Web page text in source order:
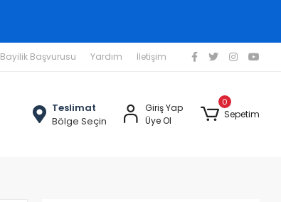
Bayilik Başvurusu Yardım İletişim
Teslimat
Bölge Seçin
Giriş Yap
Üye Ol
0
Sepetim